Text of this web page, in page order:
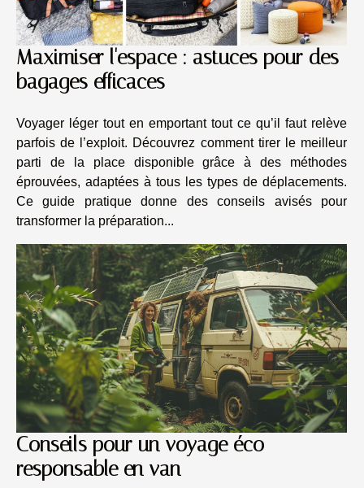
Maximiser l'espace : astuces pour des
bagages efficaces
Voyager léger tout en emportant tout ce qu’il faut relève
parfois de l’exploit. Découvrez comment tirer le meilleur
parti de la place disponible grâce à des méthodes
éprouvées, adaptées à tous les types de déplacements.
Ce guide pratique donne des conseils avisés pour
transformer la préparation...
Conseils pour un voyage éco-
responsable en van